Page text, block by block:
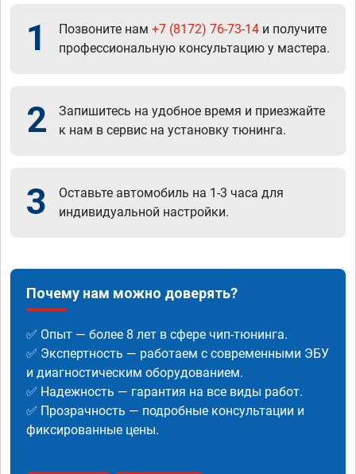
1 Позвоните нам +7 (8172) 76-73-14 и получите
профессиональную консультацию у мастера.
2
Запишитесь на удобное время и приезжайте
к нам в сервис на установку тюнинга.
3
Оставьте автомобиль на 1-3 часа для
индивидуальной настройки.
Почему нам можно доверять?
✅ Опыт — более 8 лет в сфере чип-тюнинга.
✅ Экспертность — работаем с современными ЭБУ
и диагностическим оборудованием.
✅ Надежность — гарантия на все виды работ.
✅ Прозрачность — подробные консультации и
фиксированные цены.